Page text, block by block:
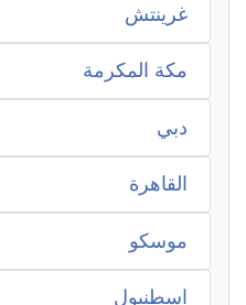
غرينتش
مكة المكرمة
دبي
القاهرة
موسكو
اسطنبول